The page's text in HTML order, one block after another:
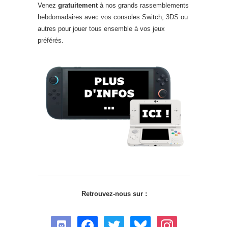
Venez gratuitement à nos grands rassemblements
hebdomadaires avec vos consoles Switch, 3DS ou
autres pour jouer tous ensemble à vos jeux
préférés.
Retrouvez-nous sur :
discord facebook twitter bluesky instagram